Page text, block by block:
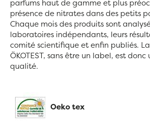
parfums haut de gamme et plus
présence de nitrates dans des petits
Chaque mois des produits sont
laboratoires indépendants, leurs
comité scientifique et enfin publiés.
ÖKOTEST, sans être un label, est
qualité.
Oeko tex